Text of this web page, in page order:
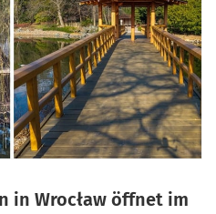
in Wrocław öffnet im